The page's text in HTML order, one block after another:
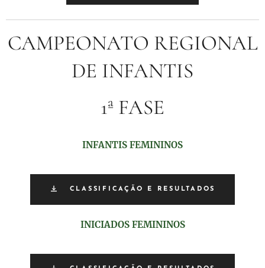
CAMPEONATO REGIONAL
DE INFANTIS
1ª FASE
INFANTIS FEMININOS
CLASSIFICAÇÃO E RESULTADOS
INICIADOS FEMININOS